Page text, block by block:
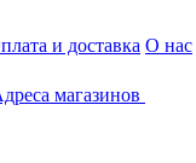
и доставка О нас
магазинов